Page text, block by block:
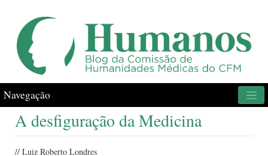
Navegação
A desfiguração da Medicina
// Luiz Roberto Londres